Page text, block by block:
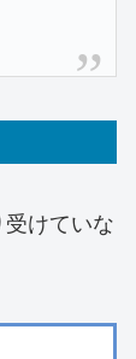
けていな